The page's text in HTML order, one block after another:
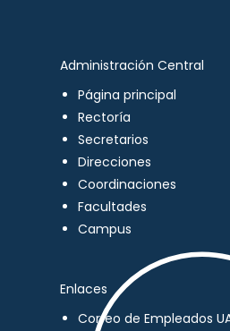
Administración Central
Página principal
Rectoría
Secretarios
Direcciones
Coordinaciones
Facultades
Campus
Enlaces
Correo de Empleados